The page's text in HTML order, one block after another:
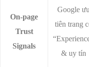
On-page
Trust
Signals
Google ưu
tiên trang
& uy tín